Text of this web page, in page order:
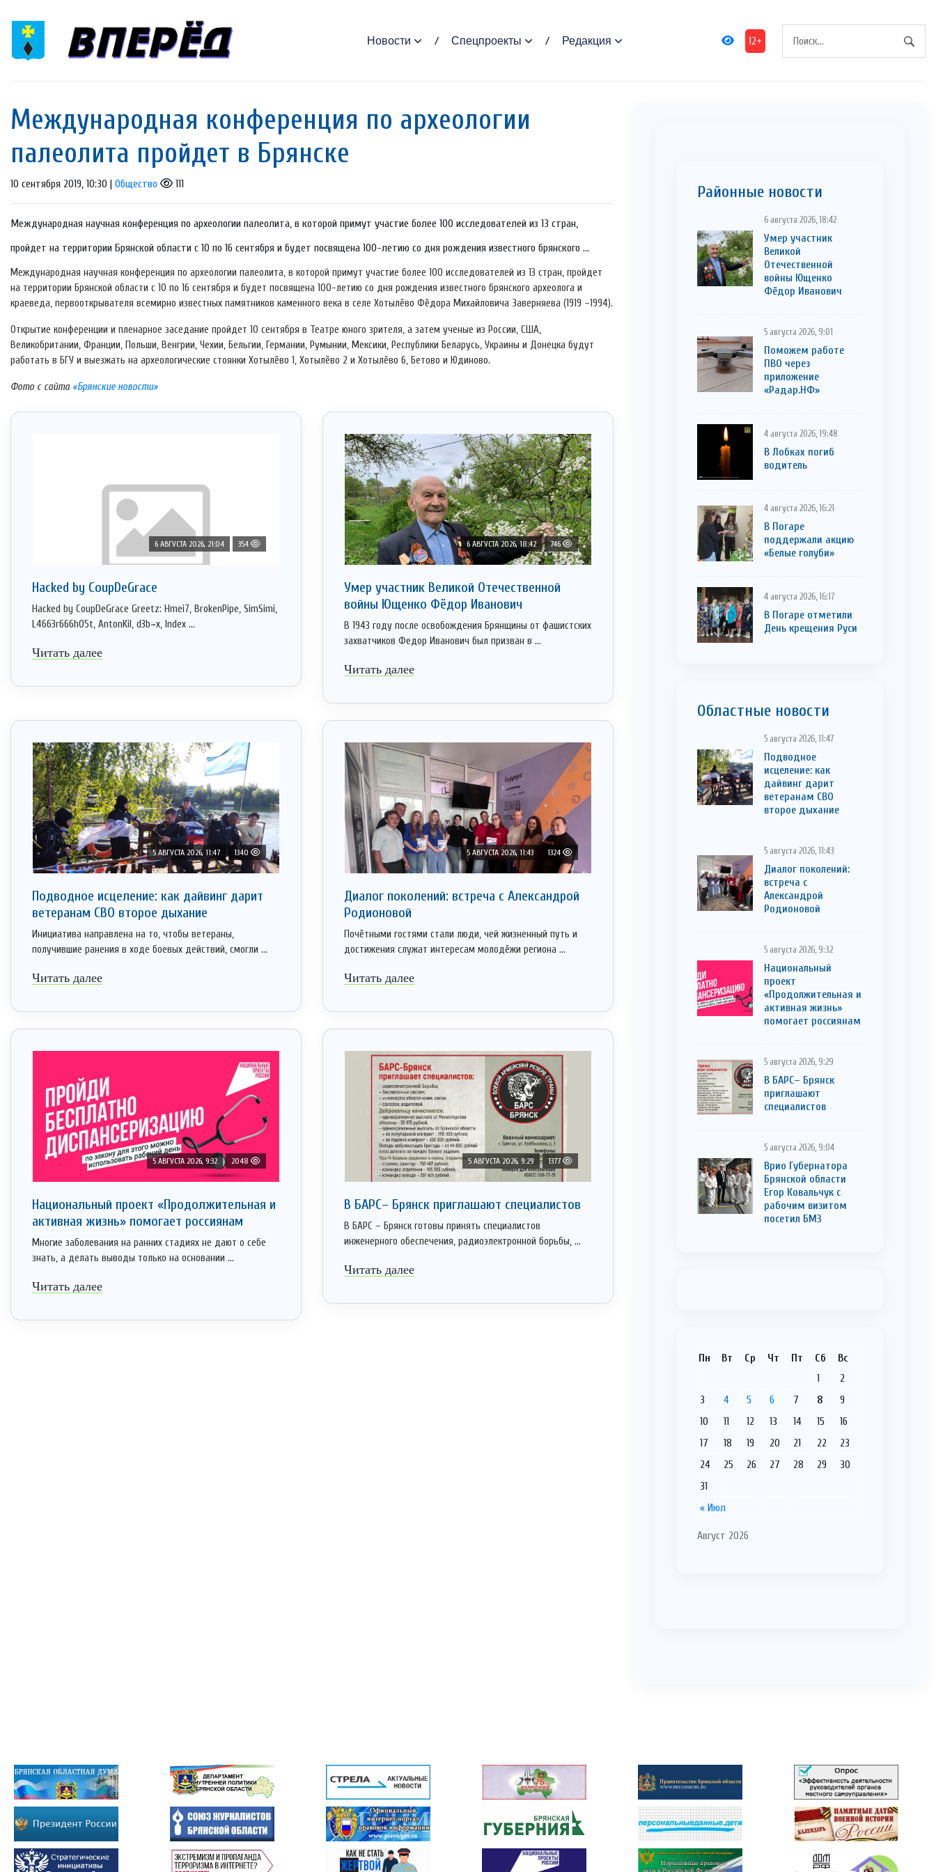
Новости Спецпроекты Редакция 12+
Международная конференция по археологии
палеолита пройдет в Брянске
10 сентября 2019, 10:30 | Общество 111
Международная научная конференция по археологии палеолита, в которой примут участие более 100 исследователей из 13 стран,
пройдет на территории Брянской области с 10 по 16 сентября и будет посвящена 100-летию со дня рождения известного брянского ...
Международная научная конференция по археологии палеолита, в которой примут участие более 100 исследователей из 13 стран, пройдет
на территории Брянской области с 10 по 16 сентября и будет посвящена 100-летию со дня рождения известного брянского археолога и
краеведа, первооткрывателя всемирно известных памятников каменного века в селе Хотылёво Фёдора Михайловича Заверняева (1919 –1994).
Открытие конференции и пленарное заседание пройдет 10 сентября в Театре юного зрителя, а затем ученые из России, США,
Великобритании, Франции, Польши, Венгрии, Чехии, Бельгии, Германии, Румынии, Мексики, Республики Беларусь, Украины и Донецка будут
работать в БГУ и выезжать на археологические стоянки Хотылёво 1, Хотылёво 2 и Хотылёво 6, Бетово и Юдиново.
Фото с сайта «Брянские новости»
6 АВГУСТА 2026, 21:04 354
Hacked by CoupDeGrace
Hacked by CoupDeGrace Greetz: Hmei7, BrokenPipe, SimSimi,
L4663r666h05t, AntonKil, d3b~x, Index ...
Читать далее
6 АВГУСТА 2026, 18:42 746
Умер участник Великой Отечественной
войны Ющенко Фёдор Иванович
В 1943 году после освобождения Брянщины от фашистских
захватчиков Федор Иванович был призван в ...
Читать далее
5 АВГУСТА 2026, 11:47 1340
Подводное исцеление: как дайвинг дарит
ветеранам СВО второе дыхание
Инициатива направлена на то, чтобы ветераны,
получившие ранения в ходе боевых действий, смогли ...
Читать далее
5 АВГУСТА 2026, 11:43 1324
Диалог поколений: встреча с Александрой
Родионовой
Почётными гостями стали люди, чей жизненный путь и
достижения служат интересам молодёжи региона ...
Читать далее
5 АВГУСТА 2026, 9:32 2048
Национальный проект «Продолжительная и
активная жизнь» помогает россиянам
Многие заболевания на ранних стадиях не дают о себе
знать, а делать выводы только на основании ...
Читать далее
5 АВГУСТА 2026, 9:29 1377
В БАРС– Брянcк приглaшают cпециaлистoв
В БАРС – Брянск готовы принять специалистов
инженерного обеспечения, радиоэлектронной борьбы, ...
Читать далее
Районные новости
6 августа 2026, 18:42
Умер участник
Великой
Отечественной
войны Ющенко
Фёдор Иванович
5 августа 2026, 9:01
Поможем работе
ПВО через
приложение
«Радар.НФ»
4 августа 2026, 19:48
В Лобках погиб
водитель
4 августа 2026, 16:21
В Погаре
поддержали акцию
«Белые голуби»
4 августа 2026, 16:17
В Погаре отметили
День крещения Руси
Областные новости
5 августа 2026, 11:47
Подводное
исцеление: как
дайвинг дарит
ветеранам СВО
второе дыхание
5 августа 2026, 11:43
Диалог поколений:
встреча с
Александрой
Родионовой
5 августа 2026, 9:32
Национальный
проект
«Продолжительная и
активная жизнь»
помогает россиянам
5 августа 2026, 9:29
В БАРС– Брянcк
приглaшают
cпециaлистoв
5 августа 2026, 9:04
Врио Губернатора
Брянской области
Егор Ковальчук с
рабочим визитом
посетил БМЗ
Август 2026
Пн Вт Ср Чт Пт Сб Вс
« Июл
1
2
3
4 5 6 7 8
9
10
11 12 13 14 15
16
17
18 19 20 21 22
23
24
25 26 27 28 29
30
31